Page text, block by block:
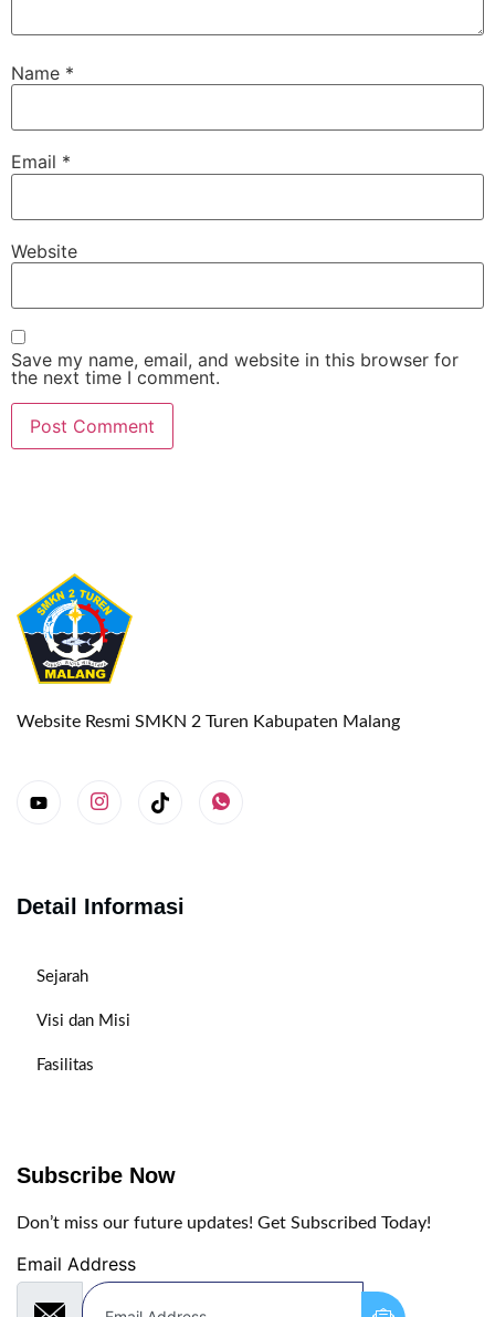
Name *
Email *
Website
Save my name, email, and website in this browser for
the next time I comment.
Website Resmi SMKN 2 Turen Kabupaten Malang
Detail Informasi
Sejarah
Visi dan Misi
Fasilitas
Subscribe Now
Don’t miss our future updates! Get Subscribed Today!
Email Address